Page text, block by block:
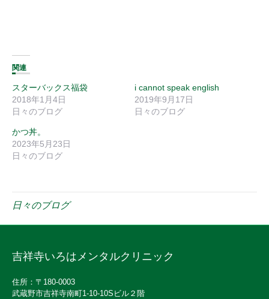
関連
スターバックス福袋
2018年1月4日
日々のブログ
i cannot speak english
2019年9月17日
日々のブログ
かつ丼。
2023年5月23日
日々のブログ
日々のブログ
吉祥寺いろはメンタルクリニック
住所：〒180-0003
武蔵野市吉祥寺南町1-10-10Sビル２階